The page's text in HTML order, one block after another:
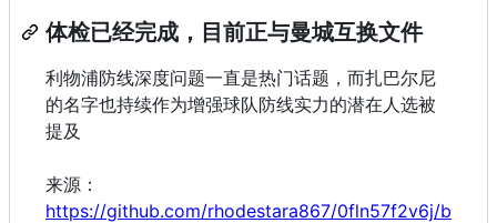
体检已经完成，目前正与曼城互换文件
利物浦防线深度问题一直是热门话题，而扎巴尔尼
的名字也持续作为增强球队防线实力的潜在人选被
提及
来源：
https://github.com/rhodestara867/0fln57f2v6j/b